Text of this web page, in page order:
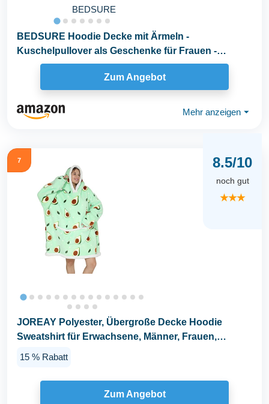
BEDSURE
BEDSURE Hoodie Decke mit Ärmeln -
Kuschelpullover als Geschenke für Frauen -
Tragbare Decke zum...
Zum Angebot
Mehr anzeigen ⏷
7 8.5/10
noch gut
★★★
JOREAY Polyester, Übergroße Decke Hoodie
Sweatshirt für Erwachsene, Männer, Frauen,
15 % Rabatt
Zum Angebot